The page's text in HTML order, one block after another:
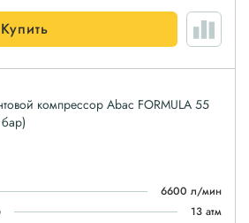
Купить
компрессор Abac FORMULA 55
6600 л/мин
13 атм